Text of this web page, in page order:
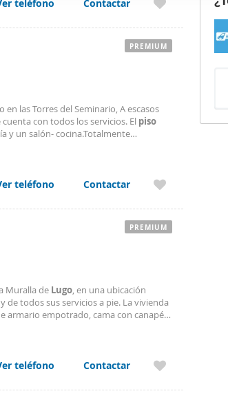
y los anuncios, ofrecer funciones
sobre el uso que haga del
web, quienes pueden
hayan recopilado a partir del uso
teléfono Contactar
en las Torres del Seminario, A escasos
con todos los servicios. El piso
y un salón- cocina.Totalmente
teléfono Contactar
PREMIUM
Muralla de Lugo, en una ubicación
de todos sus servicios a pie. La vivienda
armario empotrado, cama con canapé y
teléfono Contactar
PREMIUM